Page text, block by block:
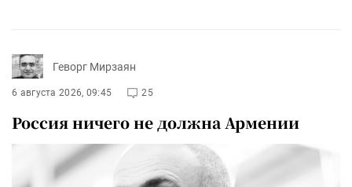
Геворг Мирзаян
6 августа 2026, 09:45 25
Россия ничего не должна Армении